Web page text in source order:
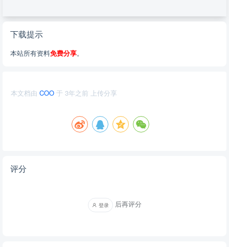
下载提示
本站所有资料免费分享。
本文档由 COO 于 3年之前 上传分享
评分
登录 后再评分